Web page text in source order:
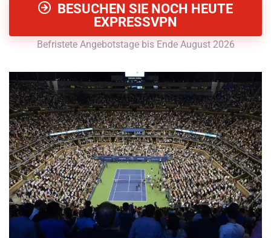
BESUCHEN SIE NOCH HEUTE
EXPRESSVPN
Befristete Angebotstage bis Ende August 2026